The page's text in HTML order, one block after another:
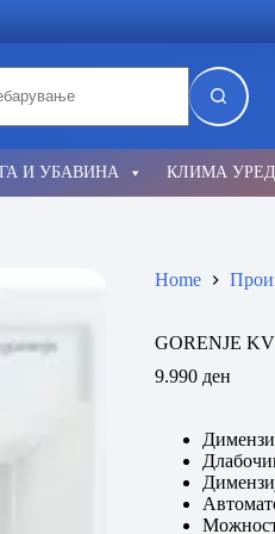
И УБАВИНА КЛИМА
Home
GORENJE
9.990 ден
Можност